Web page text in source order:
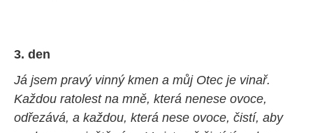
3. den
Já jsem pravý vinný kmen a můj Otec je vinař.
Každou ratolest na mně, která nenese ovoce,
odřezává, a každou, která nese ovoce, čistí, aby